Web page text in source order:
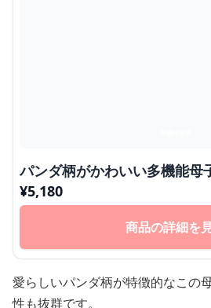
パンダ柄がかわいい多機能母
¥5,180
商品の詳細を
愛らしいパンダ柄が特徴的なこの
性も抜群です。